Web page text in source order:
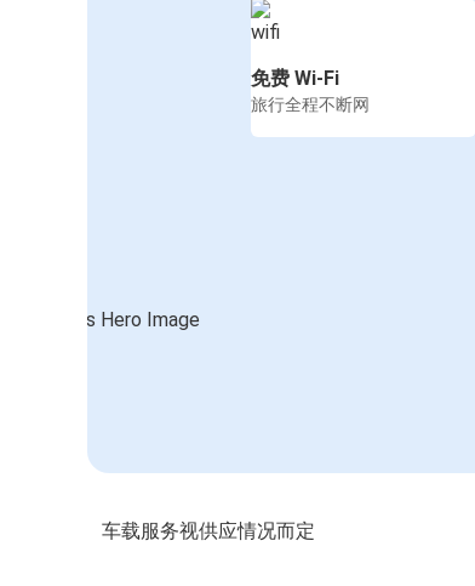
免费 Wi-Fi
旅行全程不断网
车载服务视供应情况而定